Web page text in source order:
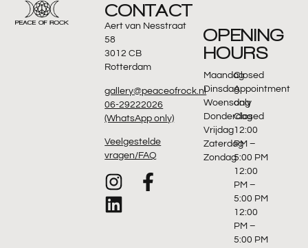
CONTACT
Aert van Nesstraat
58
3012 CB
Rotterdam
gallery@peaceofrock.nl
06-29222026
(WhatsApp only)
Veelgestelde
vragen/FAQ
OPENING
HOURS
Maandag
Dinsdag
Woensdag
Donderdag
Vrijdag
Zaterdag
Zondag
Closed
Appointment
only
Closed
12:00
PM –
5:00 PM
12:00
PM –
5:00 PM
12:00
PM –
5:00 PM